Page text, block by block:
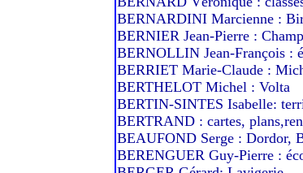
BERNARDINI Marcienne :
BERNIER Jean-Pierre :
BERNOLLIN Jean-François :
BERRIET Marie-Claude :
BERTHELOT Michel : Volta
BERTIN-SINTES Isabelle:
BERTRAND : cartes,
BEAUFOND Serge : Dordor,
BERENGUER Guy-Pierre :